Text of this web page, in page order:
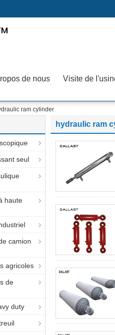
de nous Visite de
ram cylinder
seul
haute
camion
agricoles
de
duty
hydraulic ram